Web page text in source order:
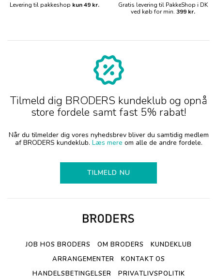
Levering til pakkeshop kun 49 kr.
Gratis levering til PakkeShop i DK
ved køb for min. 399 kr.
Tilmeld dig BRODERS kundeklub og opnå
store fordele samt fast 5% rabat!
Når du tilmelder dig vores nyhedsbrev bliver du samtidig medlem
af BRODERS kundeklub. Læs mere om alle de andre fordele.
TILMELD NU
JOB HOS BRODERS OM BRODERS
KUNDEKLUB
ARRANGEMENTER
KONTAKT OS
HANDELSBETINGELSER
PRIVATLIVSPOLITIK